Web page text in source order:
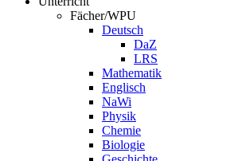
Fächer/WPU
Deutsch
DaZ
LRS
Mathematik
Englisch
NaWi
Physik
Chemie
Biologie